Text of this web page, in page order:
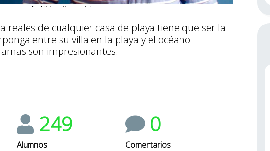
reales de cualquier casa de playa tiene que ser la
entre su villa en la playa y el océano
son impresionantes.
249
Alumnos
0
Comentarios